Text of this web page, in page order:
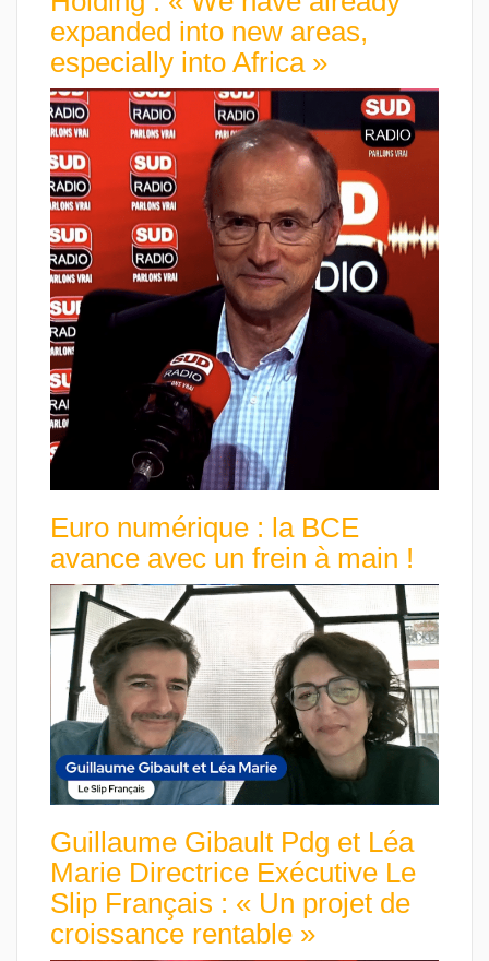
expanded into new areas,
especially into Africa »
Euro numérique : la BCE
avance avec un frein à main !
Guillaume Gibault Pdg et Léa
Marie Directrice Exécutive Le
Slip Français : « Un projet de
croissance rentable »